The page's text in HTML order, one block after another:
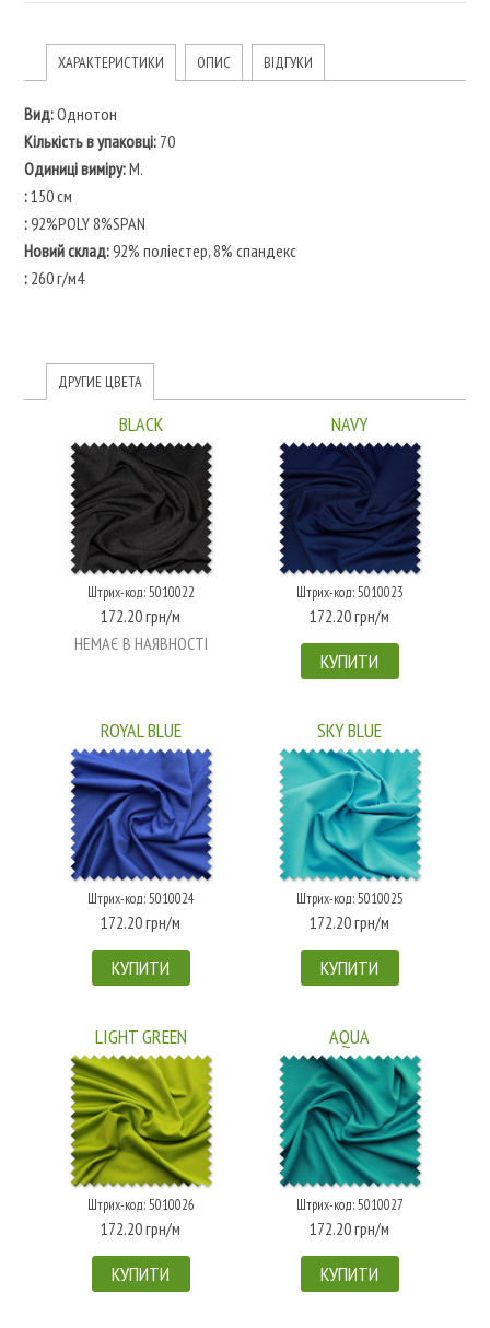
ХАРАКТЕРИСТИКИ ОПИС ВІДГУКИ
Вид:Однотон
Кількість в упаковці:70
Одиниці виміру:M.
:150 см
:92%POLY 8%SPAN
Новий склад:92% поліестер, 8% спандекс
:260 г/м4
ДРУГИЕ ЦВЕТА
BLACK
Штрих-код: 5010022
172.20 грн/м
НЕМАЄ В НАЯВНОСТІ
NAVY
Штрих-код: 5010023
172.20 грн/м
КУПИТИ
ROYAL BLUE
Штрих-код: 5010024
172.20 грн/м
КУПИТИ
SKY BLUE
Штрих-код: 5010025
172.20 грн/м
КУПИТИ
LIGHT GREEN
Штрих-код: 5010026
172.20 грн/м
КУПИТИ
AQUA
Штрих-код: 5010027
172.20 грн/м
КУПИТИ